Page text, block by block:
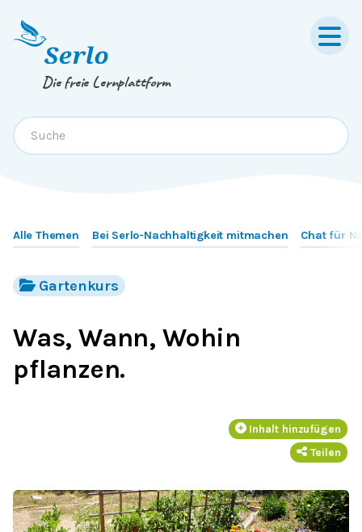
Springe zum
Die freie Lernplattform
Alle Themen Bei Serlo-Nachhaltigkeit mitmachen Chat für
Gartenkurs
Was, Wann, Wohin
pflanzen.
Inhalt hinzufügen
Teilen